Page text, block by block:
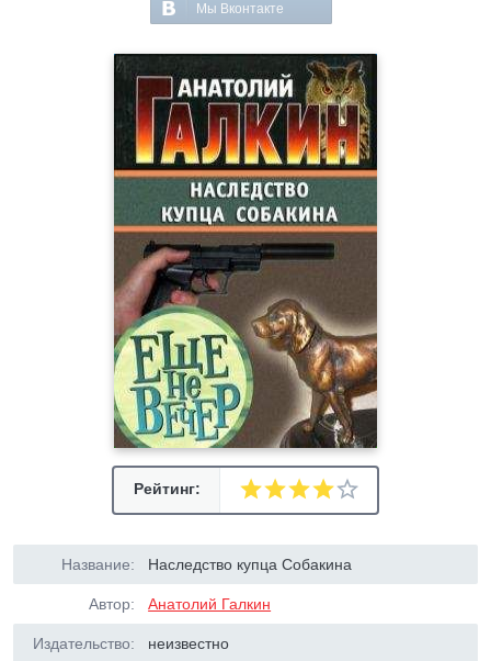
Мы Вконтакте
Рейтинг:
Название: Наследство купца Собакина
Автор: Анатолий Галкин
Издательство: неизвестно